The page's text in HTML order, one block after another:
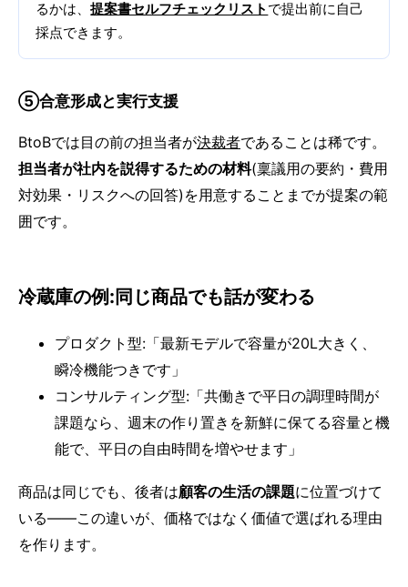
るかは、提案書セルフチェックリスト で提出前に自己
採点できます。
⑤合意形成と実行支援
BtoBでは目の前の担当者が決裁者であることは稀です。
担当者が社内を説得するための材料(稟議用の要約・費用
対効果・リスクへの回答)を用意することまでが提案の範
囲です。
冷蔵庫の例:同じ商品でも話が変わる
プロダクト型:「最新モデルで容量が20L大きく、
瞬冷機能つきです」
コンサルティング型:「共働きで平日の調理時間が
課題なら、週末の作り置きを新鮮に保てる容量と機
能で、平日の自由時間を増やせます」
商品は同じでも、後者は顧客の生活の課題に位置づけて
いる——この違いが、価格ではなく価値で選ばれる理由
を作ります。